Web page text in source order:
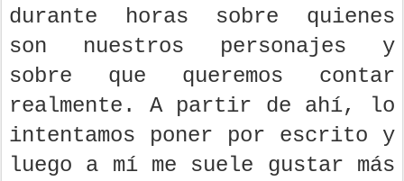
durante horas sobre quienes
son nuestros personajes y
sobre que queremos contar
realmente. A partir de ahí, lo
intentamos poner por escrito y
luego a mí me suele gustar más